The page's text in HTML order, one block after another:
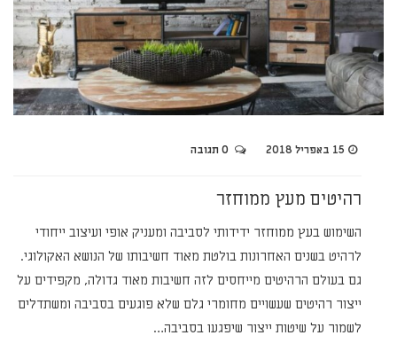
15 באפריל 2018
רהיטים מעץ ממוחזר
השימוש בעץ ממוחזר ידידותי לסביבה ומעניק אופי ועיצוב ייחודי
לרהיט בשנים האחרונות בולטת מאוד חשיבותו של הנושא האקולוגי.
גם בעולם הרהיטים מייחסים לזה חשיבות מאוד גדולה, מקפידים על
ייצור רהיטים שעשויים מחומרי גלם שלא פוגעים בסביבה ומשתדלים
לשמור על שיטות ייצור שיפגעו בסביבה…